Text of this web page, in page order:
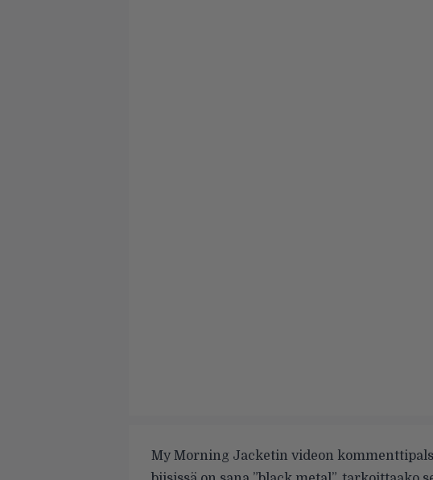
My Morning Jacketin videon